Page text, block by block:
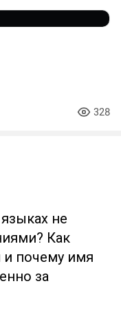
328
не
Как
и почему имя
за